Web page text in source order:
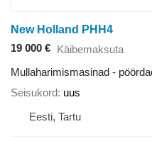
New Holland PHH4
19 000 € Käibemaksuta
Mullaharimismasinad -
Seisukord uus
Eesti, Tartu